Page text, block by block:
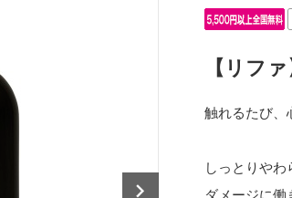
【リフ
触れるたび、
しっとりやわ
ダメージに